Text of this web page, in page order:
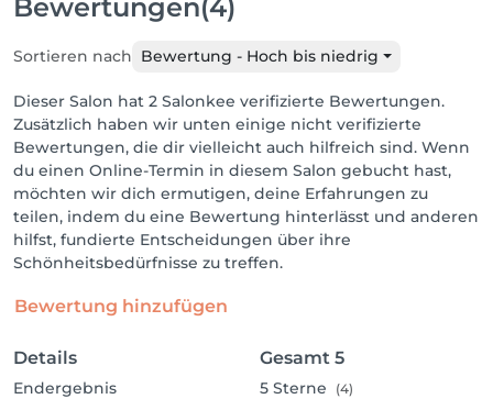
Bewertungen(4)
Sortieren nach Bewertung - Hoch bis niedrig
Dieser Salon hat 2 Salonkee verifizierte Bewertungen.
Zusätzlich haben wir unten einige nicht verifizierte
Bewertungen, die dir vielleicht auch hilfreich sind. Wenn
du einen Online-Termin in diesem Salon gebucht hast,
möchten wir dich ermutigen, deine Erfahrungen zu
teilen, indem du eine Bewertung hinterlässt und anderen
hilfst, fundierte Entscheidungen über ihre
Schönheitsbedürfnisse zu treffen.
Bewertung hinzufügen
Details
Endergebnis
Gesamt 5
5 Sterne (4)